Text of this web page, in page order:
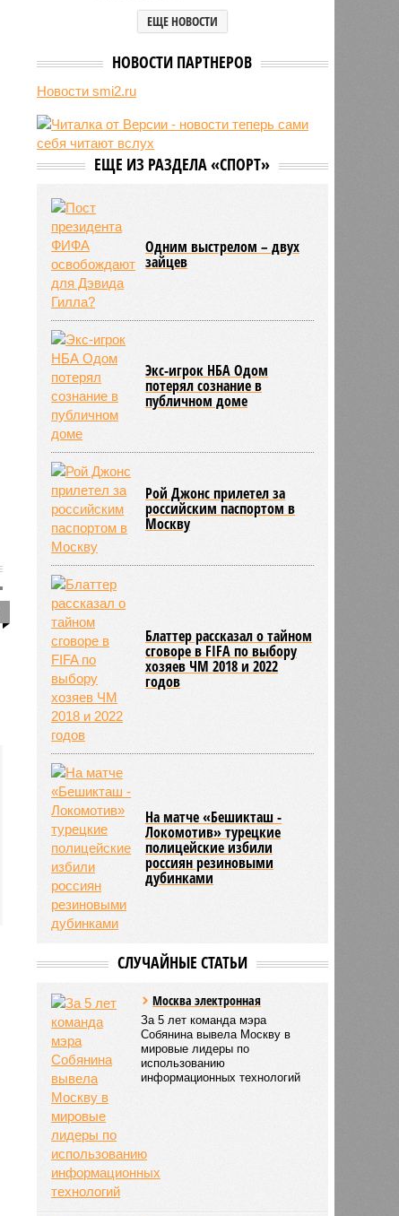
Хуснуллин заявил о
необходимости проработки ж/д
океану
12:05
В Японии опять произошло
12:03
В Египте безработный мужчина
притворялся судьёй и вымогал
деньги
диабета
ЕЩЕ НОВОСТИ
НОВОСТИ ПАРТНЕРОВ
Новости smi2.ru
ЕЩЕ ИЗ РАЗДЕЛА «СПОРТ»
Одним выстрелом – двух
зайцев
Экс-игрок НБА Одом
потерял сознание в
публичном доме
Рой Джонс прилетел за
российским паспортом в
Москву
Блаттер рассказал о тайном
сговоре в FIFA по выбору
хозяев ЧМ 2018 и 2022
годов
На матче «Бешикташ -
Локомотив» турецкие
полицейские избили
россиян резиновыми
дубинками
СЛУЧАЙНЫЕ СТАТЬИ
Москва электронная
За 5 лет команда мэра
Собянина вывела Москву в
мировые лидеры по
использованию
информационных технологий